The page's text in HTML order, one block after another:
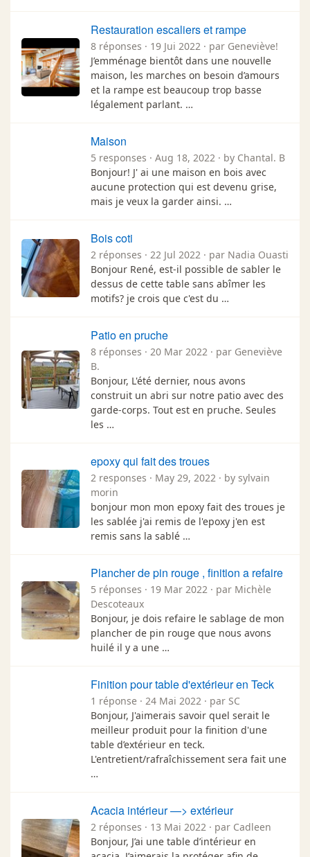
Restauration escaliers et rampe
8 réponses · 19 Jui 2022 · par Geneviève!
J’emménage bientôt dans une nouvelle
maison, les marches on besoin d’amours
et la rampe est beaucoup trop basse
légalement parlant. …
Maison
5 responses · Aug 18, 2022 · by Chantal. B
Bonjour! J' ai une maison en bois avec
aucune protection qui est devenu grise,
mais je veux la garder ainsi. …
Bois coti
2 réponses · 22 Jul 2022 · par Nadia Ouasti
Bonjour René, est-il possible de sabler le
dessus de cette table sans abîmer les
motifs? je crois que c'est du …
Patio en pruche
8 réponses · 20 Mar 2022 · par Geneviève
B.
Bonjour, L'été dernier, nous avons
construit un abri sur notre patio avec des
garde-corps. Tout est en pruche. Seules
les …
epoxy qui fait des troues
2 responses · May 29, 2022 · by sylvain
morin
bonjour mon mon epoxy fait des troues je
les sablée j'ai remis de l'epoxy j'en est
remis sans la sablé …
Plancher de pin rouge , finition a refaire
5 réponses · 19 Mar 2022 · par Michèle
Descoteaux
Bonjour, je dois refaire le sablage de mon
plancher de pin rouge que nous avons
huilé il y a une …
Finition pour table d'extérieur en Teck
1 réponse · 24 Mai 2022 · par SC
Bonjour, J'aimerais savoir quel serait le
meilleur produit pour la finition d'une
table d’extérieur en teck.
L'entretient/rafraîchissement sera fait une
…
Acacia intérieur —> extérieur
2 réponses · 13 Mai 2022 · par Cadleen
Bonjour, J’ai une table d’intérieur en